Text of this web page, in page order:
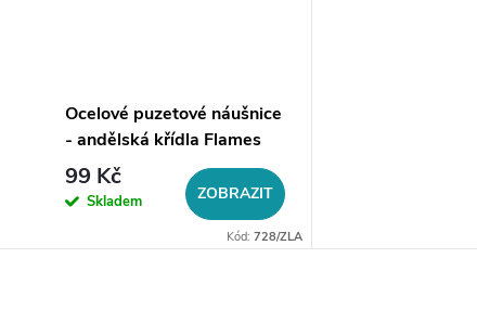
Ocelové puzetové náušnice
- andělská křídla Flames
99 Kč
Skladem ZOBRAZIT
Kód: 728/ZLA